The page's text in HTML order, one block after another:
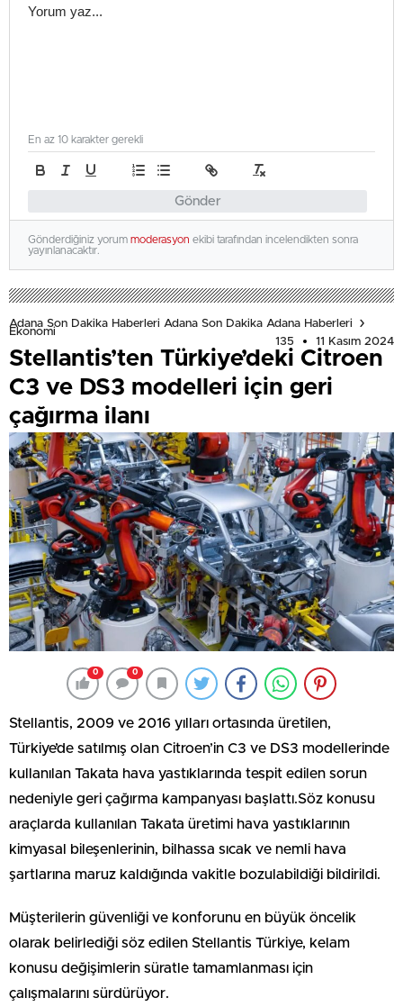
Gönder
En az 10 karakter gerekli
Gönderdiğiniz yorum moderasyon ekibi tarafından incelendikten sonra
yayınlanacaktır.
Adana Son Dakika Haberleri Adana Son Dakika Adana Haberleri
Ekonomi
135
11 Kasım 2024
Stellantis’ten Türkiye’deki Citroen
C3 ve DS3 modelleri için geri
çağırma ilanı
0 0
Stellantis, 2009 ve 2016 yılları ortasında üretilen,
Türkiye’de satılmış olan Citroen’in C3 ve DS3 modellerinde
kullanılan Takata hava yastıklarında tespit edilen sorun
nedeniyle geri çağırma kampanyası başlattı.Söz konusu
araçlarda kullanılan Takata üretimi hava yastıklarının
kimyasal bileşenlerinin, bilhassa sıcak ve nemli hava
şartlarına maruz kaldığında vakitle bozulabildiği bildirildi.
Müşterilerin güvenliği ve konforunu en büyük öncelik
olarak belirlediği söz edilen Stellantis Türkiye, kelam
konusu değişimlerin süratle tamamlanması için
çalışmalarını sürdürüyor.